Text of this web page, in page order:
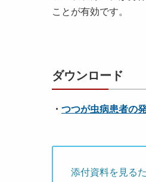
ことが有効です。
ダウンロード
・ つつが虫病患者の
添付資料を見る